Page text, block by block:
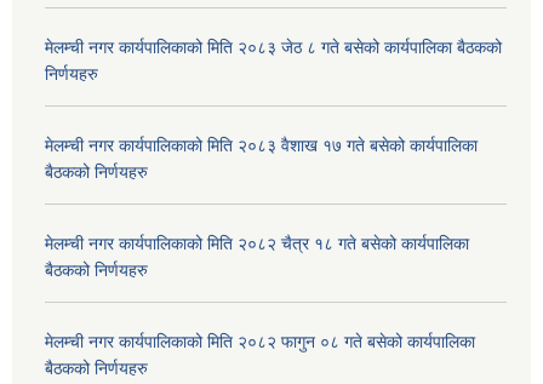
मेलम्ची नगर कार्यपालिकाको मिति २०८३ जेठ ८ गते बसेको कार्यपालिका बैठकको
निर्णयहरु
मेलम्ची नगर कार्यपालिकाको मिति २०८३ वैशाख १७ गते बसेको कार्यपालिका
बैठकको निर्णयहरु
मेलम्ची नगर कार्यपालिकाको मिति २०८२ चैत्र १८ गते बसेको कार्यपालिका
बैठकको निर्णयहरु
मेलम्ची नगर कार्यपालिकाको मिति २०८२ फागुन ०८ गते बसेको कार्यपालिका
बैठकको निर्णयहरु